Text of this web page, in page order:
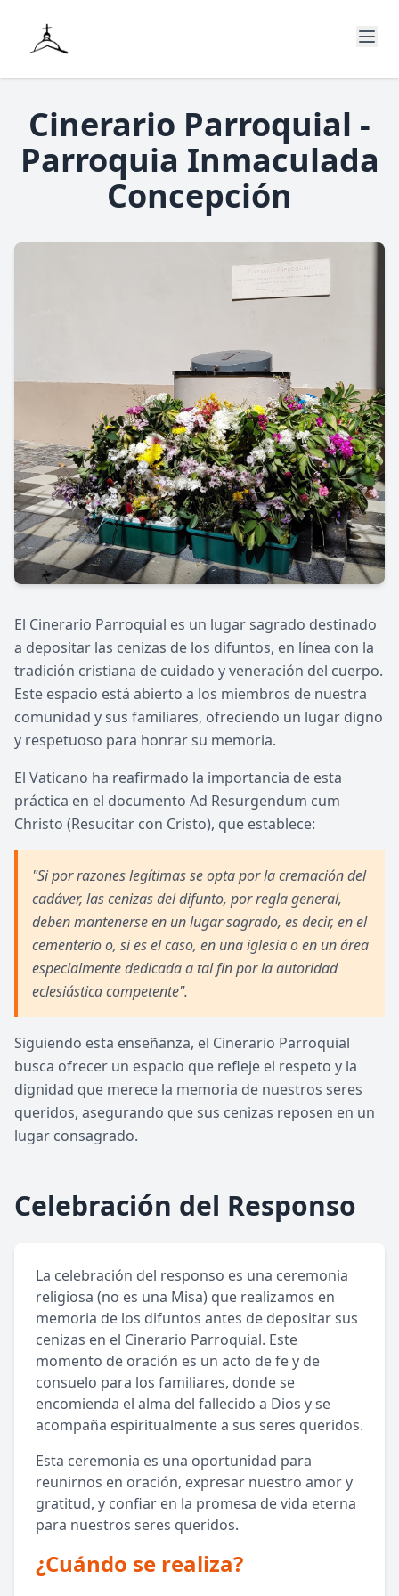
Cinerario Parroquial -
Parroquia Inmaculada
Concepción
El Cinerario Parroquial es un lugar sagrado destinado
a depositar las cenizas de los difuntos, en línea con la
tradición cristiana de cuidado y veneración del cuerpo.
Este espacio está abierto a los miembros de nuestra
comunidad y sus familiares, ofreciendo un lugar digno
y respetuoso para honrar su memoria.
El Vaticano ha reafirmado la importancia de esta
práctica en el documento Ad Resurgendum cum
Christo (Resucitar con Cristo), que establece:
"Si por razones legítimas se opta por la cremación del
cadáver, las cenizas del difunto, por regla general,
deben mantenerse en un lugar sagrado, es decir, en el
cementerio o, si es el caso, en una iglesia o en un área
especialmente dedicada a tal fin por la autoridad
eclesiástica competente".
Siguiendo esta enseñanza, el Cinerario Parroquial
busca ofrecer un espacio que refleje el respeto y la
dignidad que merece la memoria de nuestros seres
queridos, asegurando que sus cenizas reposen en un
lugar consagrado.
Celebración del Responso
La celebración del responso es una ceremonia
religiosa (no es una Misa) que realizamos en
memoria de los difuntos antes de depositar sus
cenizas en el Cinerario Parroquial. Este
momento de oración es un acto de fe y de
consuelo para los familiares, donde se
encomienda el alma del fallecido a Dios y se
acompaña espiritualmente a sus seres queridos.
Esta ceremonia es una oportunidad para
reunirnos en oración, expresar nuestro amor y
gratitud, y confiar en la promesa de vida eterna
para nuestros seres queridos.
¿Cuándo se realiza?